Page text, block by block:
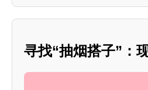
寻找“抽烟搭子”：